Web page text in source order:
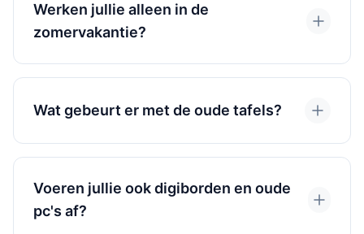
Werken jullie alleen in de
zomervakantie?
Wat gebeurt er met de oude tafels?
Voeren jullie ook digiborden en oude
pc's af?